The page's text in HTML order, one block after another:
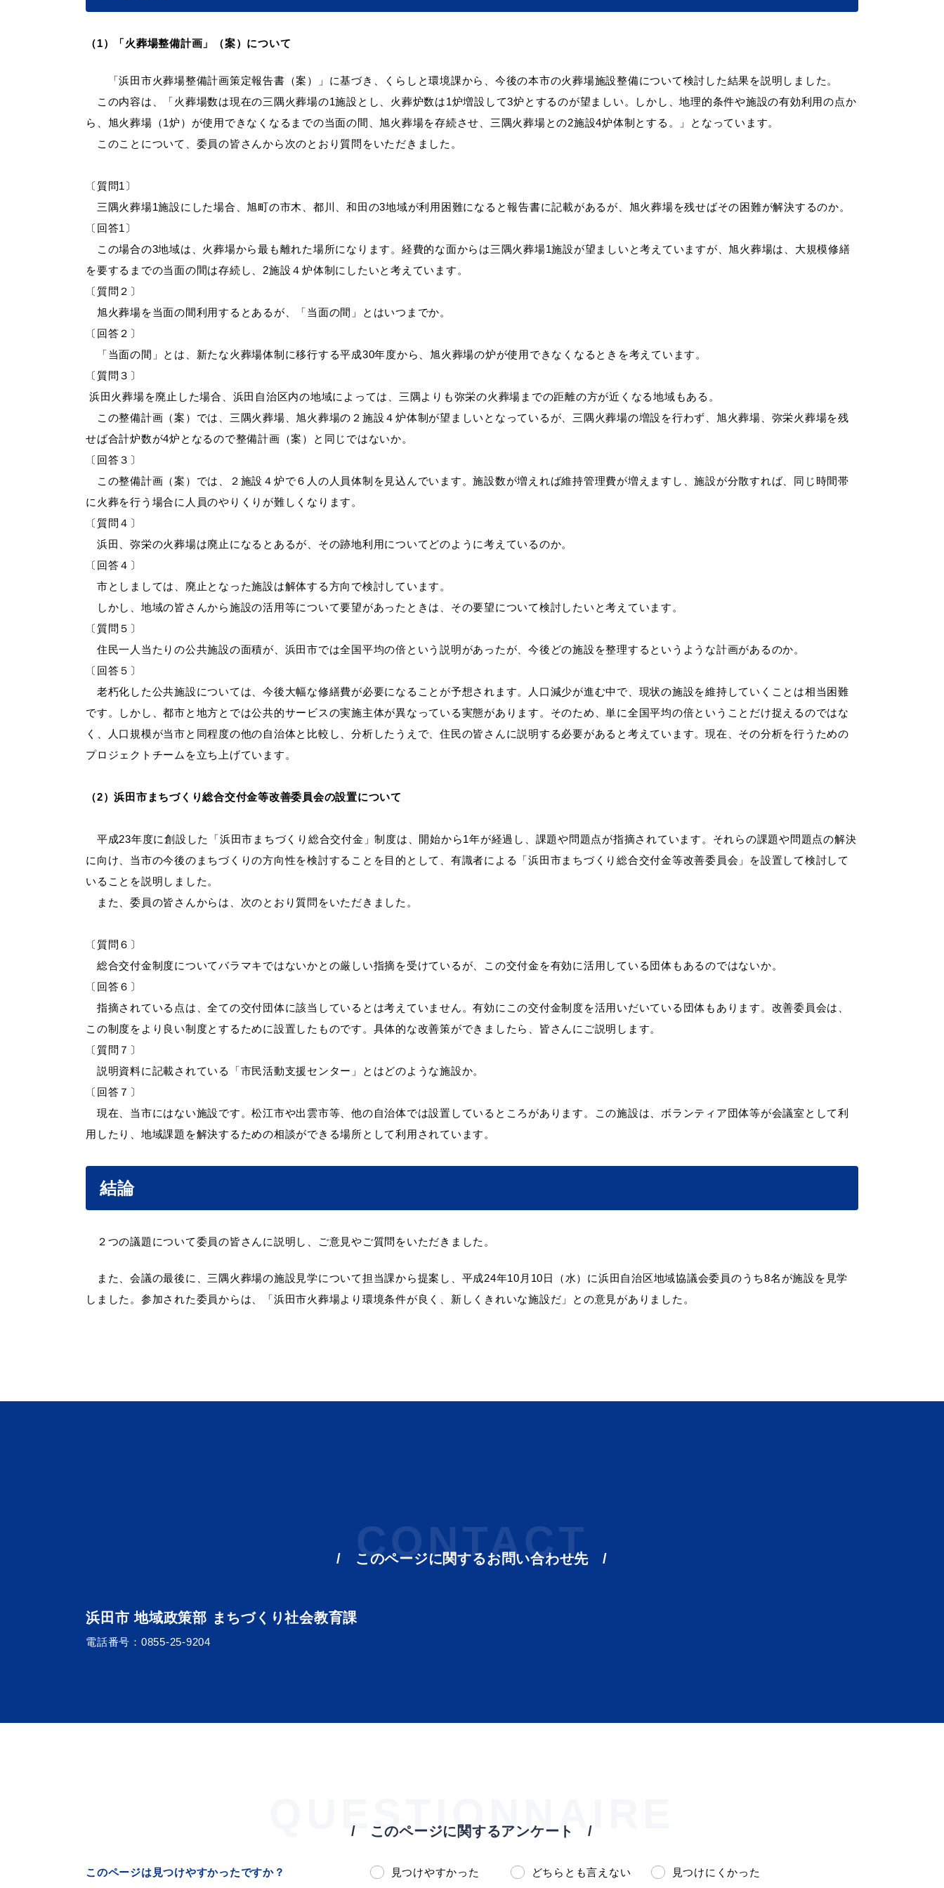
便利なサービス
防災・防犯メール
気象情報リンク集
窓口案内
ダウンロード
浜田市観光協会ポータルサイト「はまナビ」 移住・出会い応援（はまだ暮らし）
（1）「火葬場整備計画」（案）について
「浜田市火葬場整備計画策定報告書（案）」に基づき、くらしと環境課から、今後の本市の火葬場施設整備について検討した結果を説明しました。
この内容は、「火葬場数は現在の三隅火葬場の1施設とし、火葬炉数は1炉増設して3炉とするのが望ましい。しかし、地理的条件や施設の有効利用の点か
ら、旭火葬場（1炉）が使用できなくなるまでの当面の間、旭火葬場を存続させ、三隅火葬場との2施設4炉体制とする。」となっています。
このことについて、委員の皆さんから次のとおり質問をいただきました。
〔質問1〕
三隅火葬場1施設にした場合、旭町の市木、都川、和田の3地域が利用困難になると報告書に記載があるが、旭火葬場を残せばその困難が解決するのか。
〔回答1〕
この場合の3地域は、火葬場から最も離れた場所になります。経費的な面からは三隅火葬場1施設が望ましいと考えていますが、旭火葬場は、大規模修繕
を要するまでの当面の間は存続し、2施設４炉体制にしたいと考えています。
〔質問２〕
旭火葬場を当面の間利用するとあるが、「当面の間」とはいつまでか。
〔回答２〕
「当面の間」とは、新たな火葬場体制に移行する平成30年度から、旭火葬場の炉が使用できなくなるときを考えています。
〔質問３〕
浜田火葬場を廃止した場合、浜田自治区内の地域によっては、三隅よりも弥栄の火葬場までの距離の方が近くなる地域もある。
この整備計画（案）では、三隅火葬場、旭火葬場の２施設４炉体制が望ましいとなっているが、三隅火葬場の増設を行わず、旭火葬場、弥栄火葬場を残
せば合計炉数が4炉となるので整備計画（案）と同じではないか。
〔回答３〕
この整備計画（案）では、２施設４炉で６人の人員体制を見込んでいます。施設数が増えれば維持管理費が増えますし、施設が分散すれば、同じ時間帯
に火葬を行う場合に人員のやりくりが難しくなります。
〔質問４〕
浜田、弥栄の火葬場は廃止になるとあるが、その跡地利用についてどのように考えているのか。
〔回答４〕
市としましては、廃止となった施設は解体する方向で検討しています。
しかし、地域の皆さんから施設の活用等について要望があったときは、その要望について検討したいと考えています。
〔質問５〕
住民一人当たりの公共施設の面積が、浜田市では全国平均の倍という説明があったが、今後どの施設を整理するというような計画があるのか。
〔回答５〕
老朽化した公共施設については、今後大幅な修繕費が必要になることが予想されます。人口減少が進む中で、現状の施設を維持していくことは相当困難
です。しかし、都市と地方とでは公共的サービスの実施主体が異なっている実態があります。そのため、単に全国平均の倍ということだけ捉えるのではな
く、人口規模が当市と同程度の他の自治体と比較し、分析したうえで、住民の皆さんに説明する必要があると考えています。現在、その分析を行うための
プロジェクトチームを立ち上げています。
（2）浜田市まちづくり総合交付金等改善委員会の設置について
平成23年度に創設した「浜田市まちづくり総合交付金」制度は、開始から1年が経過し、課題や問題点が指摘されています。それらの課題や問題点の解決
に向け、当市の今後のまちづくりの方向性を検討することを目的として、有識者による「浜田市まちづくり総合交付金等改善委員会」を設置して検討して
いることを説明しました。
また、委員の皆さんからは、次のとおり質問をいただきました。
〔質問６〕
総合交付金制度についてバラマキではないかとの厳しい指摘を受けているが、この交付金を有効に活用している団体もあるのではないか。
〔回答６〕
指摘されている点は、全ての交付団体に該当しているとは考えていません。有効にこの交付金制度を活用いだいている団体もあります。改善委員会は、
この制度をより良い制度とするために設置したものです。具体的な改善策ができましたら、皆さんにご説明します。
〔質問７〕
説明資料に記載されている「市民活動支援センター」とはどのような施設か。
〔回答７〕
現在、当市にはない施設です。松江市や出雲市等、他の自治体では設置しているところがあります。この施設は、ボランティア団体等が会議室として利
用したり、地域課題を解決するための相談ができる場所として利用されています。
結論
２つの議題について委員の皆さんに説明し、ご意見やご質問をいただきました。
また、会議の最後に、三隅火葬場の施設見学について担当課から提案し、平成24年10月10日（水）に浜田自治区地域協議会委員のうち8名が施設を見学
しました。 参加された委員からは、「浜田市火葬場より環境条件が良く、新しくきれいな施設だ」との意見がありました。
CONTACT
このページに関するお問い合わせ先
浜田市 地域政策部 まちづくり社会教育課
電話番号： 0855-25-9204
QUESTIONNAIRE
このページに関するアンケート
このページは見つけやすかったですか？ 見つけやすかった どちらとも言えない 見つけにくかった